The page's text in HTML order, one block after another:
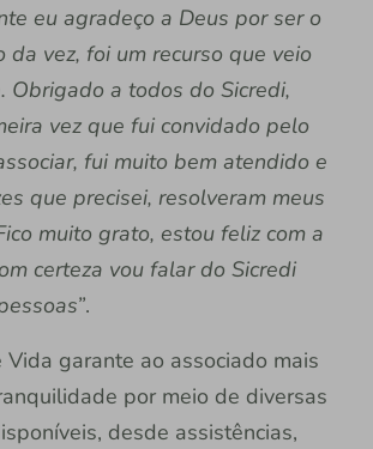
eu agradeço a Deus por ser o
da vez, foi um recurso que veio
Obrigado a todos do Sicredi,
vez que fui convidado pelo
fui muito bem atendido e
que precisei, resolveram meus
muito grato, estou feliz com a
certeza vou falar do Sicredi
.
Vida garante ao associado mais
por meio de diversas
desde assistências,